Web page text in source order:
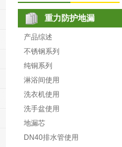
重力防护地漏
产品综述
不锈钢系列
纯铜系列
淋浴间使用
洗衣机使用
洗手盆使用
地漏芯
DN40排水管使用